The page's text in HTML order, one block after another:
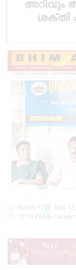
അറിവും
ശക്തി
Admin YS May
10:14 PM